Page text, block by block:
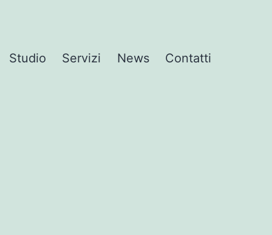
Studio Servizi News Contatti